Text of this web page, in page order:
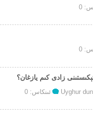
0
0
زادى كىم يازغان؟
Uyghur ئىنكاس: 0